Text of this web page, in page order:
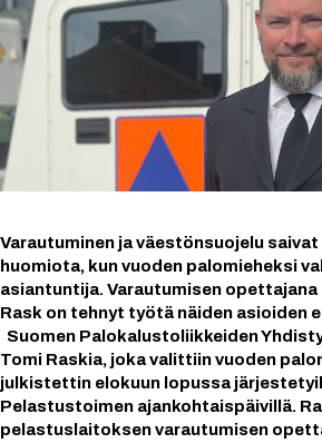
Varautuminen ja väestönsuojelu
huomiota, kun vuoden palomieheksi
asiantuntija. Varautumisen
Rask on tehnyt työtä näiden asioiden
Suomen Palokalustoliikkeiden
Tomi Raskia, joka valittiin vuoden
julkistettin elokuun lopussa
Pelastustoimen ajankohtaispäivillä.
pelastuslaitoksen varautumisen